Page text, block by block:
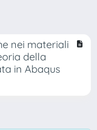
nei materiali
della
in Abaqus